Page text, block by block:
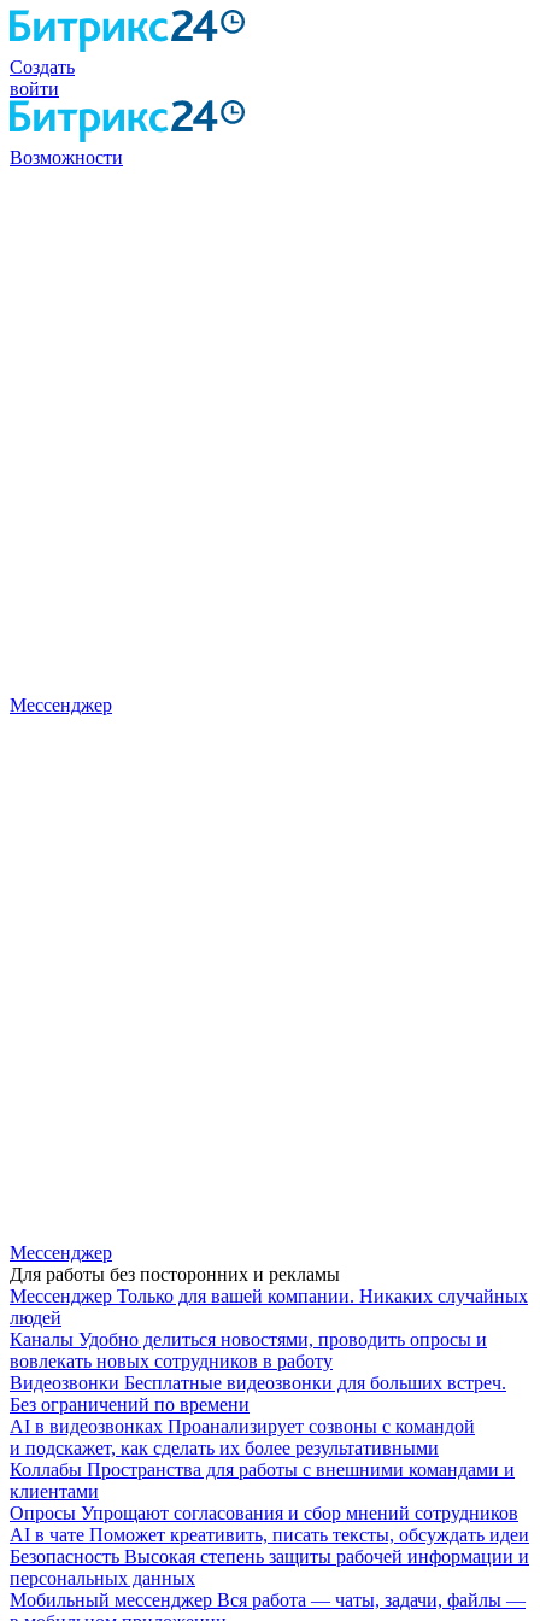
Создать
войти
Возможности
Мессенджер
Мессенджер
Для работы без посторонних и рекламы
Мессенджер Только для вашей компании. Никаких случайных
людей
Каналы Удобно делиться новостями, проводить опросы и
вовлекать новых сотрудников в работу
Видеозвонки Бесплатные видеозвонки для больших встреч.
Без ограничений по времени
AI в видеозвонках Проанализирует созвоны с командой
и подскажет, как сделать их более результативными
Коллабы Пространства для работы с внешними командами и
клиентами
Опросы Упрощают согласования и сбор мнений сотрудников
AI в чате Поможет креативить, писать тексты, обсуждать идеи
Безопасность Высокая степень защиты рабочей информации и
персональных данных
Мобильный мессенджер Вся работа — чаты, задачи, файлы —